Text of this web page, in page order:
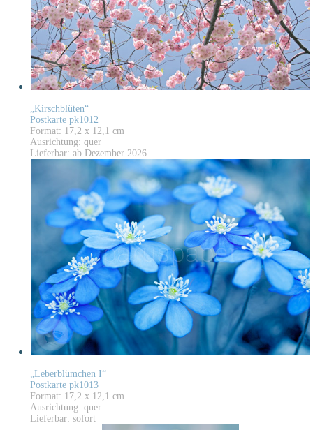
„Kirschblüten“
Postkarte pk1012
Format: 17,2 x 12,1 cm
Ausrichtung: quer
Lieferbar: ab Dezember 2026
„Leberblümchen I“
Postkarte pk1013
Format: 17,2 x 12,1 cm
Ausrichtung: quer
Lieferbar: sofort